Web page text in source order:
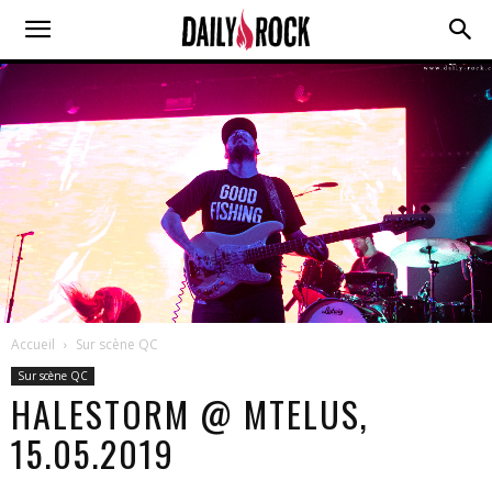
Accueil Sur scène QC
Sur scène QC
HALESTORM @ MTELUS,
15.05.2019